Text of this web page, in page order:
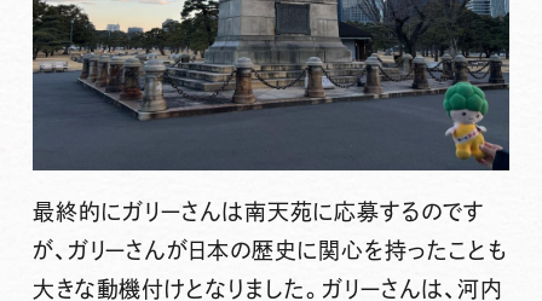
最終的にガリーさんは南天苑に応募するのです
が、ガリーさんが日本の歴史に関心を持ったことも
大きな動機付けとなりました。ガリーさんは、河内